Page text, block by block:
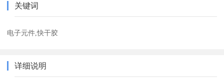
关键词
电子元件,快干胶
详细说明